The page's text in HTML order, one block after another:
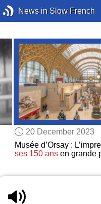
News in Slow French
20 December 2023
Musée d’Orsay :
ses 150 ansen grande